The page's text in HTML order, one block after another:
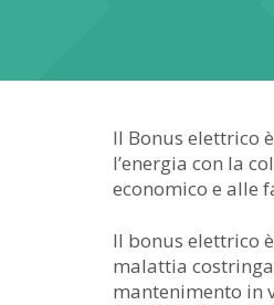
Il Bonus elettrico
l’energia con la
economico e alle
Il bonus elettrico
malattia
mantenimento in